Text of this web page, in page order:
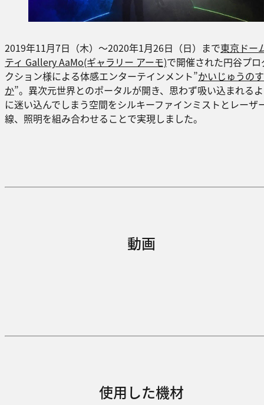
2019年11月7日（木）～2020年1月26日（日）まで東京ドー
ティ Gallery AaMo(ギャラリー アーモ)で開催された円谷プロ
クション様による体感エンターテインメント”かいじゅうの
か”。異次元世界とのポータルが開き、思わず吸い込まれる
に迷い込んでしまう空間をシルキーファインミストとレーザ
線、照明を組み合わせることで実現しました。
動画
使用した機材